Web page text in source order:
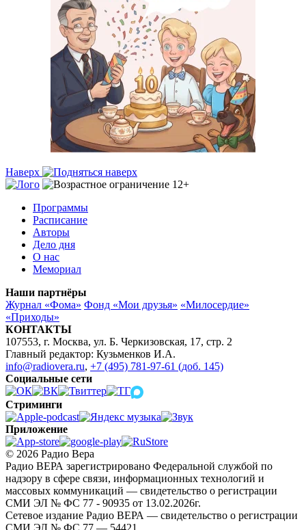
Наверх
Программы
Расписание
Авторы
Дело дня
О нас
Мемориал
Наши партнёры
Журнал «Фома» Фонд «Мои друзья» «Милосердие»
«Приходы»
КОНТАКТЫ
107553, г. Москва, ул. Б. Черкизовская, 17, стр. 2
Главный редактор: Кузьменков И.А.
info@radiovera.ru, +7 (495) 781-97-61 (доб. 145)
Социальные сети
Стриминги
Приложение
© 2026 Радио Вера
Радио ВЕРА зарегистрировано Федеральной службой по
надзору в сфере связи, информационных технологий и
массовых коммуникаций — свидетельство о регистрации
СМИ ЭЛ № ФС 77 - 90935 от 13.02.2026г.
Сетевое издание Радио ВЕРА — свидетельство о регистрации
СМИ ЭЛ № ФС 77 — 54421.